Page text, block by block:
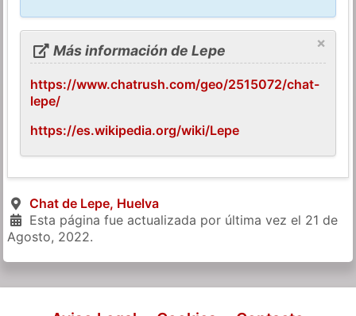
×
Más información de Lepe
https://www.chatrush.com/geo/2515072/chat-
lepe/
https://es.wikipedia.org/wiki/Lepe
Chat de Lepe, Huelva
Esta página fue actualizada por última vez el 21 de
Agosto, 2022.